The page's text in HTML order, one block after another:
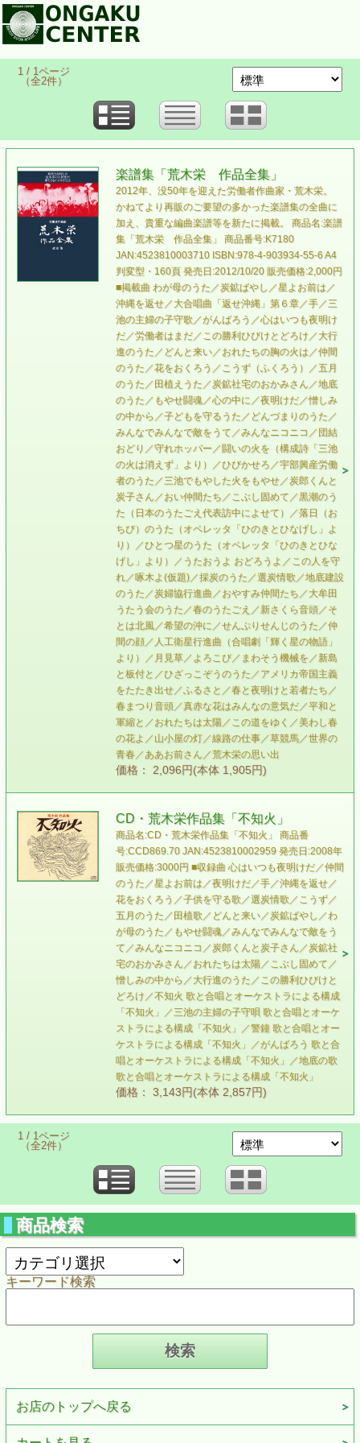
1 / 1ページ
（全2件）
楽譜集「荒木栄 作品全集」
2012年、没50年を迎えた労働者作曲家・荒木栄。
かねてより再販のご要望の多かった楽譜集の全曲に
加え、貴重な編曲楽譜等を新たに掲載。 商品名:楽譜
集「荒木栄 作品全集」 商品番号:K7180
JAN:4523810003710 ISBN:978-4-903934-55-6 A4
判変型・160頁 発売日:2012/10/20 販売価格:2,000円
■掲載曲 わが母のうた／炭鉱ばやし／星よお前は／
沖縄を返せ／大合唱曲「返せ沖縄」第６章／手／三
池の主婦の子守歌／がんばろう／心はいつも夜明け
だ／労働者はまだ／この勝利ひびけとどろけ／大行
進のうた／どんと来い／おれたちの胸の火は／仲間
のうた／花をおくろう／こうず（ふくろう）／五月
のうた／田植えうた／炭鉱社宅のおかみさん／地底
のうた／もやせ闘魂／心の中に／夜明けだ／憎しみ
の中から／子どもを守るうた／どんづまりのうた／
みんなでみんなで敵をうて／みんなニコニコ／団結
おどり／守れホッパー／闘いの火を（構成詩「三池
の火は消えず」より）／ひびかせろ／宇部興産労働
者のうた／三池でもやした火をもやせ／炭郎くんと
炭子さん／おい仲間たち／こぶし固めて／黒潮のう
た（日本のうたごえ代表訪中によせて）／落日（お
ちび）のうた（オペレッタ「ひのきとひなげし」よ
り）／ひとつ星のうた（オペレッタ「ひのきとひな
げし」より）／うたおうよ おどろうよ／この人を守
れ／啄木よ(仮題)／採炭のうた／選炭情歌／地底建設
のうた／炭婦協行進曲／おやすみ仲間たち／大牟田
うたう会のうた／春のうたごえ／新さくら音頭／そ
とは北風／希望の沖に／せんぷりせんじのうた／仲
間の顔／人工衛星行進曲（合唱劇「輝く星の物語」
より）／月見草／よろこび／まわそう機械を／新島
と板付と／ひざっこぞうのうた／アメリカ帝国主義
をたたき出せ／ふるさと／春と夜明けと若者たち／
春まつり音頭／真赤な花はみんなの意気だ／平和と
軍縮と／おれたちは太陽／この道をゆく／美わし春
の花よ／山小屋の灯／線路の仕事／草競馬／世界の
青春／ああお前さん／荒木栄の思い出
価格： 2,096円(本体 1,905円)
CD・荒木栄作品集「不知火」
商品名:CD・荒木栄作品集「不知火」 商品番
号:CCD869.70 JAN:4523810002959 発売日:2008年
販売価格:3000円 ■収録曲 心はいつも夜明けだ／仲間
のうた／星よお前は／夜明けだ／手／沖縄を返せ／
花をおくろう／子供を守る歌／選炭情歌／こうず／
五月のうた／田植歌／どんと来い／炭鉱ばやし／わ
が母のうた／もやせ闘魂／みんなでみんなで敵をう
て／みんなニコニコ／炭郎くんと炭子さん／炭鉱社
宅のおかみさん／おれたちは太陽／こぶし固めて／
憎しみの中から／大行進のうた／この勝利ひびけと
どろけ／不知火 歌と合唱とオーケストラによる構成
「不知火」／三池の主婦の子守唄 歌と合唱とオーケ
ストラによる構成「不知火」／警鐘 歌と合唱とオー
ケストラによる構成「不知火」／がんばろう 歌と合
唱とオーケストラによる構成「不知火」／地底の歌
歌と合唱とオーケストラによる構成「不知火」
価格： 3,143円(本体 2,857円)
1 / 1ページ
（全2件）
商品検索
キーワード検索
お店のトップへ戻る